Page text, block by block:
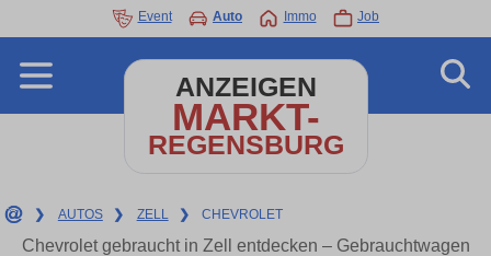
Event Auto Immo Job
ANZEIGEN
MARKT-
REGENSBURG
❯ AUTOS ❯ ZELL ❯ CHEVROLET
Chevrolet gebraucht in Zell entdecken – Gebrauchtwagen